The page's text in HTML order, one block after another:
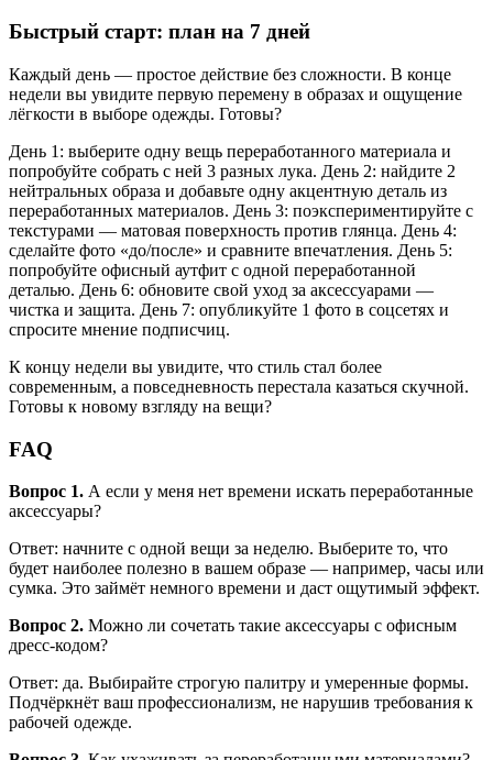
Быстрый старт: план на 7 дней
Каждый день — простое действие без сложности. В конце
недели вы увидите первую перемену в образах и ощущение
лёгкости в выборе одежды. Готовы?
День 1: выберите одну вещь переработанного материала и
попробуйте собрать с ней 3 разных лука. День 2: найдите 2
нейтральных образа и добавьте одну акцентную деталь из
переработанных материалов. День 3: поэкспериментируйте с
текстурами — матовая поверхность против глянца. День 4:
сделайте фото «до/после» и сравните впечатления. День 5:
попробуйте офисный аутфит с одной переработанной
деталью. День 6: обновите свой уход за аксессуарами —
чистка и защита. День 7: опубликуйте 1 фото в соцсетях и
спросите мнение подписчиц.
К концу недели вы увидите, что стиль стал более
современным, а повседневность перестала казаться скучной.
Готовы к новому взгляду на вещи?
FAQ
Вопрос 1. А если у меня нет времени искать переработанные
аксессуары?
Ответ: начните с одной вещи за неделю. Выберите то, что
будет наиболее полезно в вашем образе — например, часы или
сумка. Это займёт немного времени и даст ощутимый эффект.
Вопрос 2. Можно ли сочетать такие аксессуары с офисным
дресс-кодом?
Ответ: да. Выбирайте строгую палитру и умеренные формы.
Подчёркнёт ваш профессионализм, не нарушив требования к
рабочей одежде.